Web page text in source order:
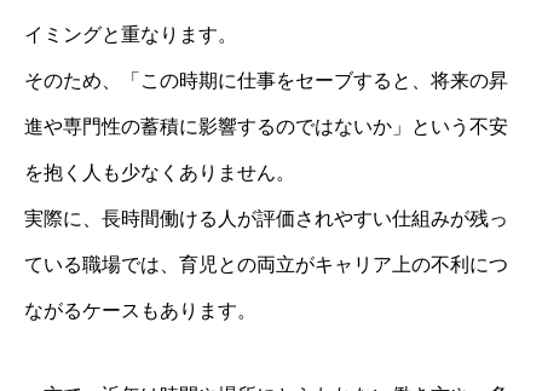
イミングと重なります。
そのため、「この時期に仕事をセーブすると、将来の昇
進や専門性の蓄積に影響するのではないか」という不安
を抱く人も少なくありません。
実際に、長時間働ける人が評価されやすい仕組みが残っ
ている職場では、育児との両立がキャリア上の不利につ
ながるケースもあります。